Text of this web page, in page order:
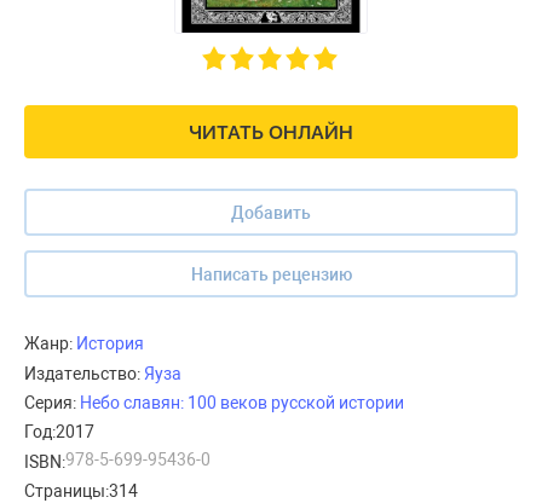
ЧИТАТЬ ОНЛАЙН
Добавить
Написать рецензию
Жанр: История
Издательство: Яуза
Серия: Небо славян: 100 веков русской истории
Год:2017
ISBN:978-5-699-95436-0
Страницы:314